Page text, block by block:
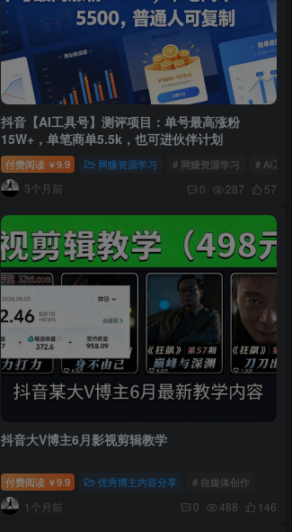
抖音【AI工具号】测评项目：单号最高涨粉
15W+，单笔商单5.5k，也可进伙伴计划
付费阅读 ￥9.9 网赚资源学习 # 网赚资源学习 # AI工
3个月前 0 287 57
抖音大V博主6月影视剪辑教学
付费阅读 ￥9.9 优秀博主内容分享 # 自媒体创作
1个月前 0 488 146